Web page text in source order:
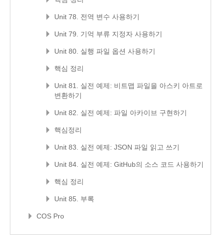
Unit 78. 전역 변수 사용하기
Unit 79. 기억 부류 지정자 사용하기
Unit 80. 실행 파일 옵션 사용하기
핵심 정리
Unit 81. 실전 예제: 비트맵 파일을 아스키 아트로
변환하기
Unit 82. 실전 예제: 파일 아카이브 구현하기
핵심정리
Unit 83. 실전 예제: JSON 파일 읽고 쓰기
Unit 84. 실전 예제: GitHub의 소스 코드 사용하기
핵심 정리
Unit 85. 부록
COS Pro